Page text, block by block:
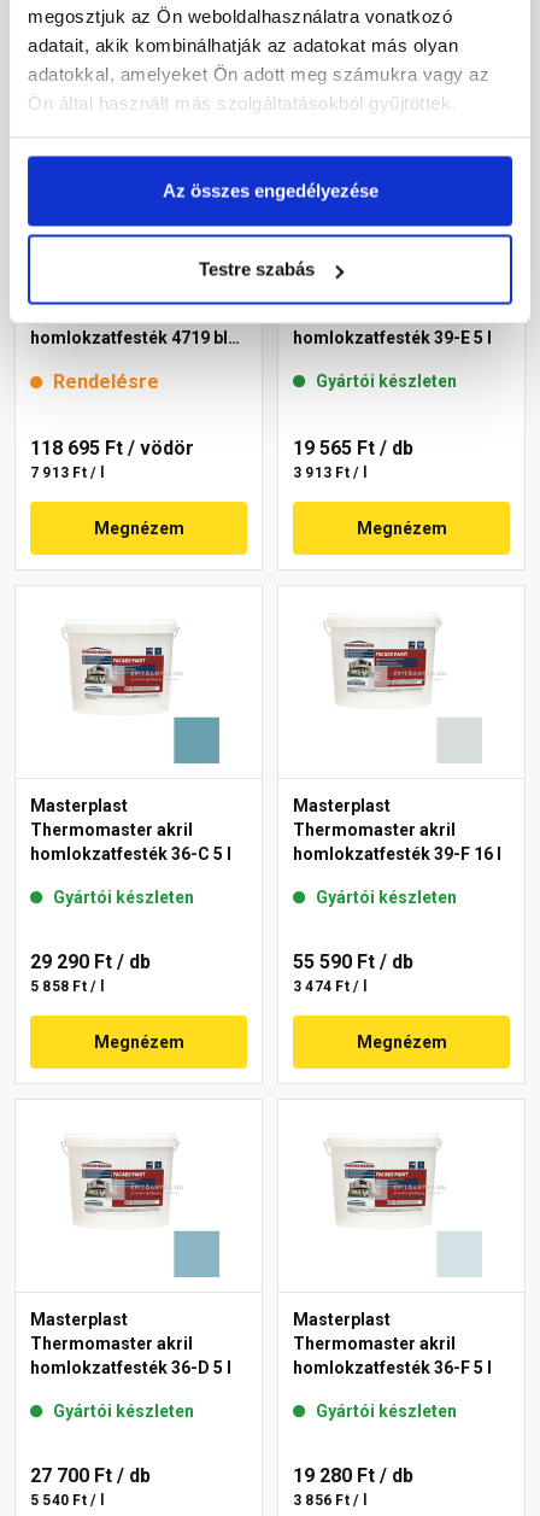
megosztjuk az Ön weboldalhasználatra vonatkozó
adatait, akik kombinálhatják az adatokat más olyan
adatokkal, amelyeket Ön adott meg számukra vagy az
Ön által használt más szolgáltatásokból gyűjtöttek.
Az összes engedélyezése
Testre szabás
Megnézem Megnézem
homlokzatfesték 4719 blue
Rendelésre
118 695 Ft / vödör
7 913 Ft / l
Megnézem
homlokzatfesték 39-E 5 l
Gyártói készleten
19 565 Ft / db
3 913 Ft / l
Megnézem
Masterplast
Thermomaster akril
homlokzatfesték 36-C 5 l
Gyártói készleten
29 290 Ft / db
5 858 Ft / l
Megnézem
Masterplast
Thermomaster akril
homlokzatfesték 39-F 16 l
Gyártói készleten
55 590 Ft / db
3 474 Ft / l
Megnézem
Masterplast
Thermomaster akril
homlokzatfesték 36-D 5 l
Gyártói készleten
27 700 Ft / db
5 540 Ft / l
Masterplast
Thermomaster akril
homlokzatfesték 36-F 5 l
Gyártói készleten
19 280 Ft / db
3 856 Ft / l